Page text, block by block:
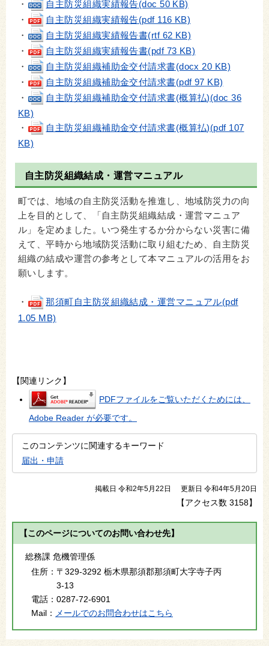
・
自主防災組織実績報告(doc 50 KB)
・
自主防災組織実績報告(pdf 116 KB)
・
自主防災組織実績報告書(rtf 62 KB)
・
自主防災組織実績報告書(pdf 73 KB)
・
自主防災組織補助金交付請求書(docx 20 KB)
・
自主防災組織補助金交付請求書(pdf 97 KB)
・
自主防災組織補助金交付請求書(概算払)(doc 36
KB)
・
自主防災組織補助金交付請求書(概算払)(pdf 107
KB)
自主防災組織結成・運営マニュアル
町では、地域の自主防災活動を推進し、地域防災力の向
上を目的として、「自主防災組織結成・運営マニュア
ル」を定めました。いつ発生するか分からない災害に備
えて、平時から地域防災活動に取り組むため、自主防災
組織の結成や運営の参考として本マニュアルの活用をお
願いします。
・
那須町自主防災組織結成・運営マニュアル(pdf
1.05 MB)
【関連リンク】
PDFファイルをご覧いただくためには、
Adobe Reader が必要です。
このコンテンツに関連するキーワード
届出・申請
掲載日 令和2年5月22日 更新日 令和4年5月20日
【アクセス数 3158】
【このページについてのお問い合わせ先】
総務課 危機管理係
住所： 〒329-3292 栃木県那須郡那須町大字寺子丙
3-13
電話： 0287-72-6901
Mail：
メールでのお問合わせはこちら